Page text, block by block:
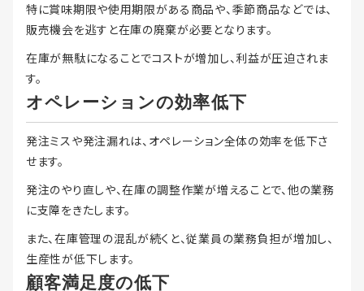
特に賞味期限や使用期限がある商品や、季節商品などでは、
販売機会を逃すと在庫の廃棄が必要となります。
在庫が無駄になることでコストが増加し、利益が圧迫されま
す。
オペレーションの効率低下
発注ミスや発注漏れは、オペレーション全体の効率を低下さ
せます。
発注のやり直しや、在庫の調整作業が増えることで、他の業務
に支障をきたします。
また、在庫管理の混乱が続くと、従業員の業務負担が増加し、
生産性が低下します。
顧客満足度の低下